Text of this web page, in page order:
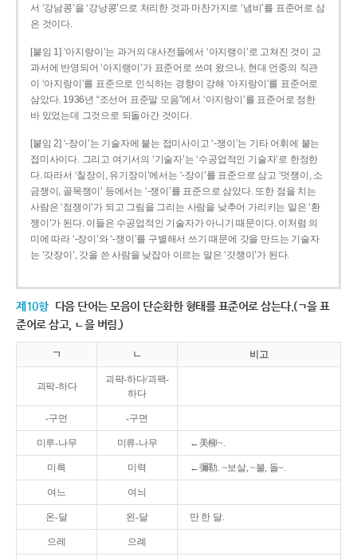
서 ‘강남콩’을 ‘강낭콩’으로 처리한 것과 마찬가지로 ‘냄비’를 표준어로 삼
은 것이다.
[붙임 1] ‘아지랑이’는 과거의 대사전들에서 ‘아지랭이’로 고쳐진 것이 교
과서에 반영되어 ‘아지랭이’가 표준어로 쓰여 왔으나, 현대 언중의 직관
이 ‘아지랑이’를 표준으로 인식하는 경향이 강해 ‘아지랑이’를 표준어로
삼았다. 1936년 “조선어 표준말 모음”에서 ‘아지랑이’를 표준어로 정한
바 있었는데 그것으로 되돌아간 것이다.
[붙임 2] ‘-장이’는 기술자에 붙는 접미사이고 ‘-쟁이’는 기타 어휘에 붙는
접미사이다. 그리고 여기서의 ‘기술자’는 ‘수공업적인 기술자’로 한정한
다. 따라서 ‘칠장이, 유기장이’에서는 ‘-장이’를 표준으로 삼고 ‘멋쟁이, 소
금쟁이, 골목쟁이’ 등에서는 ‘-쟁이’를 표준으로 삼았다. 또한 점을 치는
사람은 ‘점쟁이’가 되고 그림을 그리는 사람을 낮추어 가리키는 말은 ‘환
쟁이’가 된다. 이들은 수공업적인 기술자가 아니기 때문이다. 이처럼 의
미에 따라 ‘-장이’와 ‘-쟁이’를 구별해서 쓰기 때문에 갓을 만드는 기술자
는 ‘갓장이’, 갓을 쓴 사람을 낮잡아 이르는 말은 ‘갓쟁이’가 된다.
제10항 다음 단어는 모음이 단순화한 형태를 표준어로 삼는다.(ㄱ을 표
준어로 삼고, ㄴ을 버림.)
ㄱ ㄴ 비고
괴팍-하다
괴퍅-하다/괴팩-
하다
-구먼 -구면
미루-나무 미류-나무 ←美柳~.
미륵 미력 ←彌勒. ~보살, ~불, 돌~.
여느 여늬
온-달 왼-달 만 한 달.
으레 으례